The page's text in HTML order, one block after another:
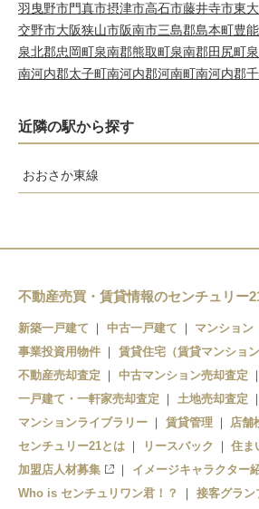
羽曳野市門真市摂津市高石市藤井寺市東
交野市大阪狭山市阪南市三島郡島本町豊
泉北郡忠岡町泉南郡熊取町泉南郡田尻町
南河内郡太子町南河内郡河南町南河内郡
近隣の駅から探す
おおさか東線
新加美
久宝寺
不動産売買・賃貸情報のセンチュリー
新築一戸建て 中古一戸建て マンション
事業投資用物件
賃貸住宅（賃貸マンション
不動産売却査定
中古マンション売却査定
一戸建て・一軒家売却査定
土地売却査定
マンションライブラリー
賃貸管理
店舗
センチュリー21とは
リースバック
住ま
加盟店人材募集
イメージキャラクター
Who is センチュリワン君！？
接客グラン